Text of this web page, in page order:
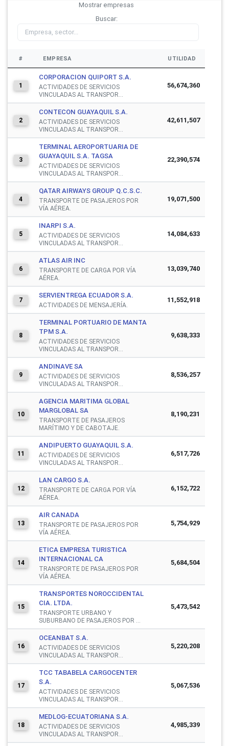
Mostrar empresas
Buscar:
# EMPRESA UTILIDAD
1
CORPORACION QUIPORT S.A.
ACTIVIDADES DE SERVICIOS
VINCULADAS AL TRANSPOR...
56,674,360
2
CONTECON GUAYAQUIL S.A.
ACTIVIDADES DE SERVICIOS
VINCULADAS AL TRANSPOR...
42,611,507
3
TERMINAL AEROPORTUARIA DE
GUAYAQUIL S.A. TAGSA
ACTIVIDADES DE SERVICIOS
VINCULADAS AL TRANSPOR...
22,390,574
4
QATAR AIRWAYS GROUP Q.C.S.C.
TRANSPORTE DE PASAJEROS POR
VÍA AÉREA.
19,071,500
5
INARPI S.A.
ACTIVIDADES DE SERVICIOS
VINCULADAS AL TRANSPOR...
14,084,633
6
ATLAS AIR INC
TRANSPORTE DE CARGA POR VÍA
AÉREA.
13,039,740
7
SERVIENTREGA ECUADOR S.A.
ACTIVIDADES DE MENSAJERÍA.
11,552,918
8
TERMINAL PORTUARIO DE MANTA
TPM S.A.
ACTIVIDADES DE SERVICIOS
VINCULADAS AL TRANSPOR...
9,638,333
9
ANDINAVE SA
ACTIVIDADES DE SERVICIOS
VINCULADAS AL TRANSPOR...
8,536,257
10
AGENCIA MARITIMA GLOBAL
MARGLOBAL SA
TRANSPORTE DE PASAJEROS
MARÍTIMO Y DE CABOTAJE.
8,190,231
11
ANDIPUERTO GUAYAQUIL S.A.
ACTIVIDADES DE SERVICIOS
VINCULADAS AL TRANSPOR...
6,517,726
12
LAN CARGO S.A.
TRANSPORTE DE CARGA POR VÍA
AÉREA.
6,152,722
13
AIR CANADA
TRANSPORTE DE PASAJEROS POR
VÍA AÉREA.
5,754,929
14
ETICA EMPRESA TURISTICA
INTERNACIONAL CA
TRANSPORTE DE PASAJEROS POR
VÍA AÉREA.
5,684,504
15
TRANSPORTES NOROCCIDENTAL
CIA. LTDA.
TRANSPORTE URBANO Y
SUBURBANO DE PASAJEROS POR ...
5,473,542
16
OCEANBAT S.A.
ACTIVIDADES DE SERVICIOS
VINCULADAS AL TRANSPOR...
5,220,208
17
TCC TABABELA CARGOCENTER
S.A.
ACTIVIDADES DE SERVICIOS
VINCULADAS AL TRANSPOR...
5,067,536
18
MEDLOG-ECUATORIANA S.A.
ACTIVIDADES DE SERVICIOS
VINCULADAS AL TRANSPOR...
4,985,339